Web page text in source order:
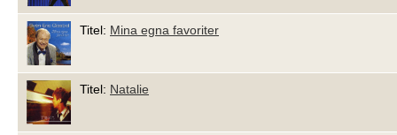
Titel: Mina egna favoriter
Titel: Natalie